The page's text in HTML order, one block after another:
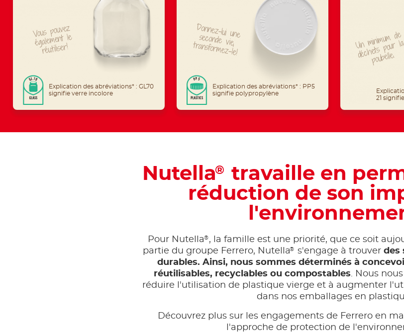
Vous pouvez
également le
réutiliser!
Explication des abréviations* : GL70
signifie verre incolore
Donnez-lui une
seconde vie,
transformez-le!
Explication des abréviations* : PP5
signifie polypropylène
Un
mini
mu
m
de
déc
hets
pour
la
poubelle.
21
Nutella®
travaille en
réduction de son
Pour Nutella®, la famille est une priorité, que ce soit
partie du groupe Ferrero, Nutella® s'engage à trouver des
durables. Ainsi, nous sommes déterminés à
réutilisables, recyclables ou compostables. Nous
réduire l'utilisation de plastique vierge et à augmenter
dans nos emballages en
Découvrez plus sur les engagements de Ferrero en
l'approche de protection de